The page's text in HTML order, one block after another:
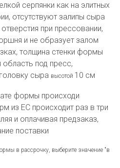
серпянки как на элитных
отсутствуют залипы сыра
при прессовании,
и не образует залом
толщина стенки формы
под пресс,
сыра высотой 10 см
формы происходи
из ЕС происходит раз в три
и оплачивая предзаказ,
поставки
в рассрочку, выберите значение "в